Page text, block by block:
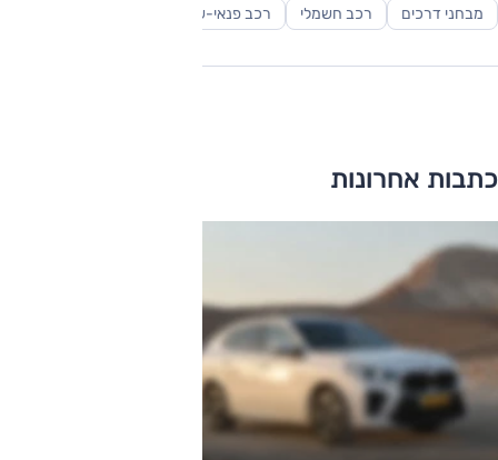
מבחני דרכים רכב חשמלי רכב פנאי-שטח
כתבות אחרונות